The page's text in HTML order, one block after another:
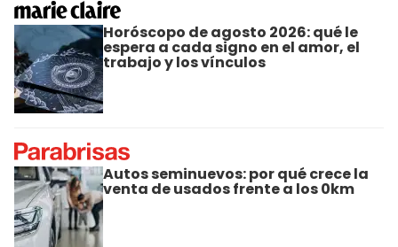
Horóscopo de agosto 2026: qué le
espera a cada signo en el amor, el
trabajo y los vínculos
Autos seminuevos: por qué crece la
venta de usados frente a los 0km